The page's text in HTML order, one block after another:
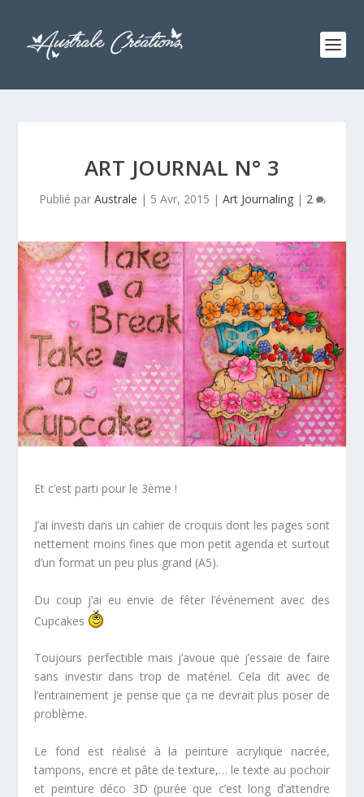
ART JOURNAL N° 3
Publié par Australe | 5 Avr, 2015 | Art Journaling| 2
Et c’est parti pour le 3ème !
J’ai investi dans un cahier de croquis dont les pages sont
nettement moins fines que mon petit agenda et surtout
d’un format un peu plus grand (A5).
Du coup j’ai eu envie de fêter l’événement avec des
Cupcakes
Toujours perfectible mais j’avoue que j’essaie de faire
sans investir dans trop de matériel. Cela dit avec de
l’entrainement je pense que ça ne devrait plus poser de
problème.
Le fond est réalisé à la peinture acrylique nacrée,
tampons, encre et pâte de texture,… le texte au pochoir
et peinture déco 3D (purée que c’est long d’attendre